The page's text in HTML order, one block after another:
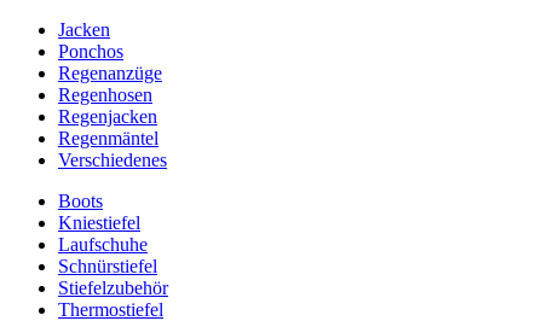
Jacken
Ponchos
Regenanzüge
Regenhosen
Regenjacken
Regenmäntel
Verschiedenes
Boots
Kniestiefel
Laufschuhe
Schnürstiefel
Stiefelzubehör
Thermostiefel